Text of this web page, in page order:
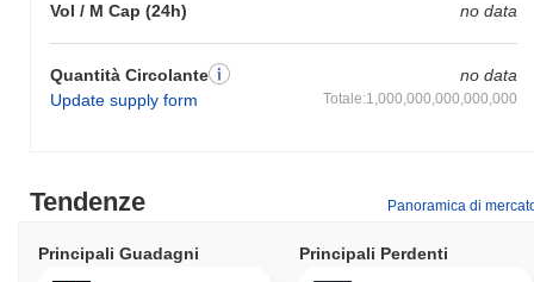
Vol / M Cap (24h) no data
Quantità Circolante
Update supply form
no data
Totale:1,000,000,000,000,000
Tendenze Panoramica di
Principali Guadagni Principali Perdenti